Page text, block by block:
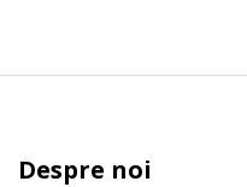
Despre noi